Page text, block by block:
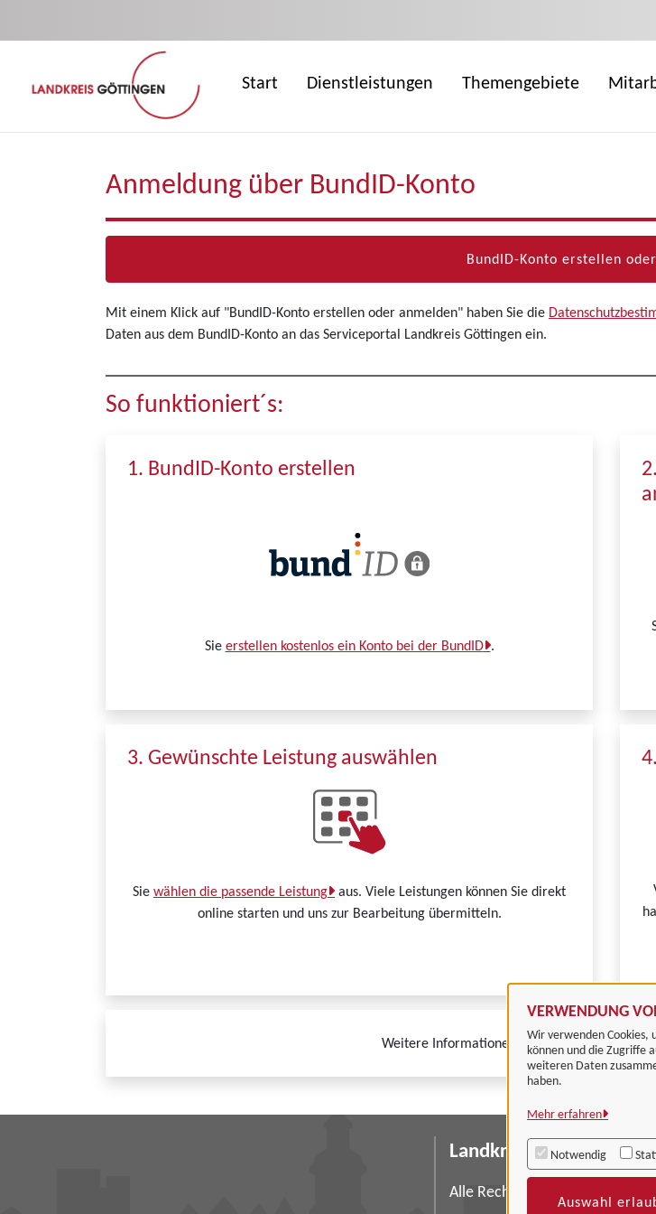
VERWENDUNG
Wir verwenden Cookies,
können und die Zugriffe
weiteren Daten
haben.
Mehr erfahren
Notwendig
Auswahl
Start Dienstleistungen Themengebiete
Anmeldung über BundID-Konto
BundID-Konto erstellen
Mit einem Klick auf "BundID-Konto erstellen oder anmelden" haben Sie die
Daten aus dem BundID-Konto an das Serviceportal Landkreis Göttingen ein.
So funktioniert´s:
1. BundID-Konto erstellen
Sie erstellen kostenlos ein Konto bei der BundID .
3. Gewünschte Leistung auswählen
Sie wählen die passende Leistung
aus. Viele Leistungen können Sie direkt
online starten und uns zur Bearbeitung übermitteln.
Weitere Informationen zur BundID finden Sie
Landkreis Göttingen
Alle Rechte vorbehalten